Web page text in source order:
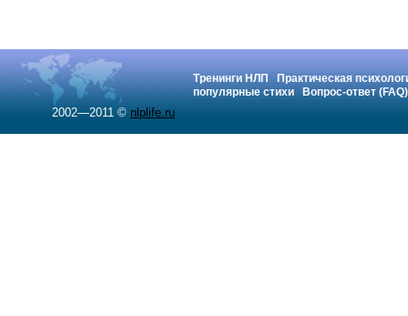
Тренинги НЛП
Практическая
популярные стихи
Вопрос-ответ (FAQ)
2002—2011 © nlplife.ru